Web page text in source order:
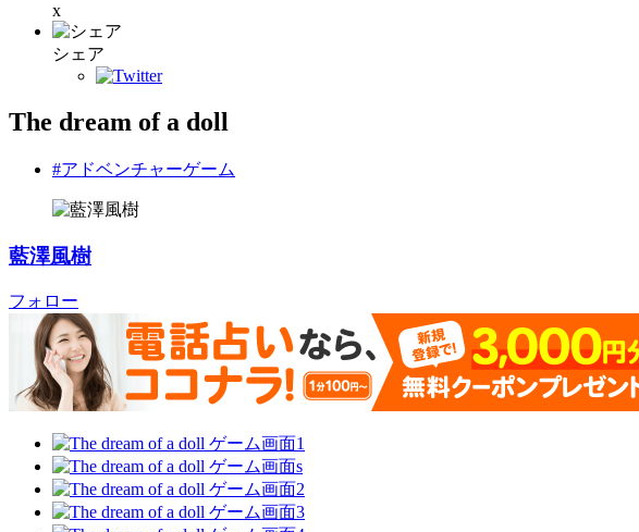
x
シェア
The dream of a doll
#アドベンチャーゲーム
藍澤風樹
フォロー